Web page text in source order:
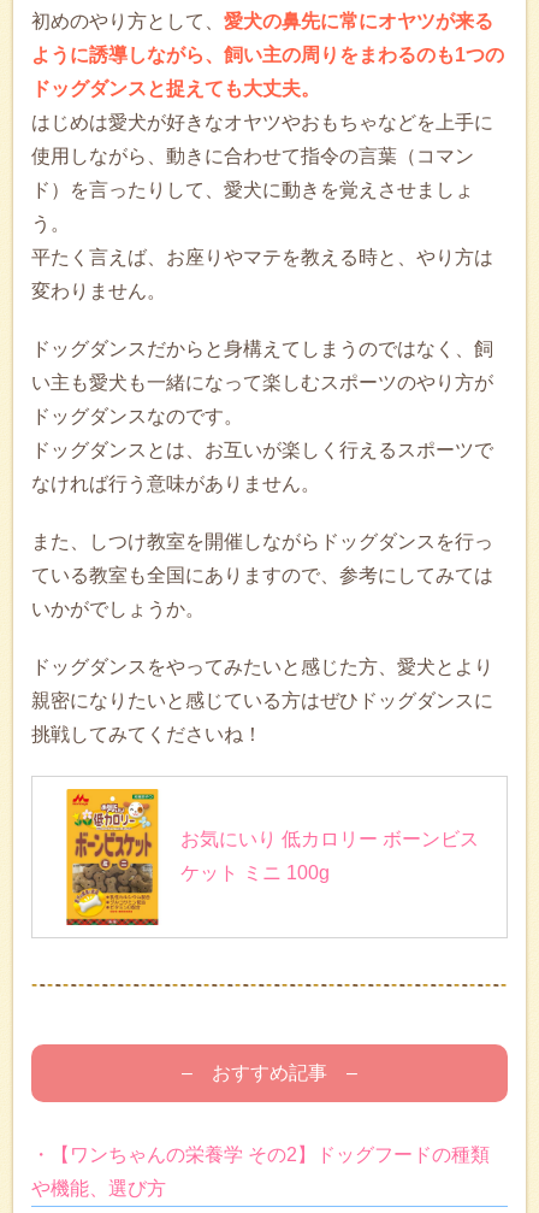
初めのやり方として、 愛犬の鼻先に常にオヤツが来る
ように誘導しながら、飼い主の周りをまわるのも1つの
ドッグダンスと捉えても大丈夫。
はじめは愛犬が好きなオヤツやおもちゃなどを上手に
使用しながら、動きに合わせて指令の言葉（コマン
ド）を言ったりして、愛犬に動きを覚えさせましょ
う。
平たく言えば、お座りやマテを教える時と、やり方は
変わりません。
ドッグダンスだからと身構えてしまうのではなく、飼
い主も愛犬も一緒になって楽しむスポーツのやり方が
ドッグダンスなのです。
ドッグダンスとは、お互いが楽しく行えるスポーツで
なければ行う意味がありません。
また、しつけ教室を開催しながらドッグダンスを行っ
ている教室も全国にありますので、参考にしてみては
いかがでしょうか。
ドッグダンスをやってみたいと感じた方、愛犬とより
親密になりたいと感じている方はぜひドッグダンスに
挑戦してみてくださいね！
お気にいり 低カロリー ボーンビス
ケット ミニ 100g
– おすすめ記事 –
・【ワンちゃんの栄養学 その2】ドッグフードの種類
や機能、選び方